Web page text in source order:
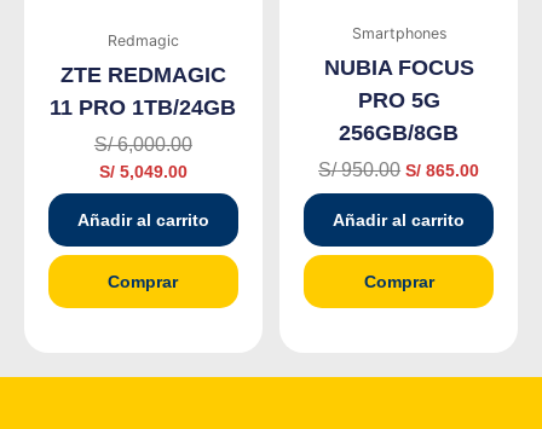
Redmagic
ZTE REDMAGIC
11 PRO 1TB/24GB
S/6,000.00
S/5,049.00
Añadir al carrito
Comprar
Smartphones
NUBIA FOCUS
PRO 5G
256GB/8GB
S/950.00 S/ 865.00
Añadir al carrito
Comprar